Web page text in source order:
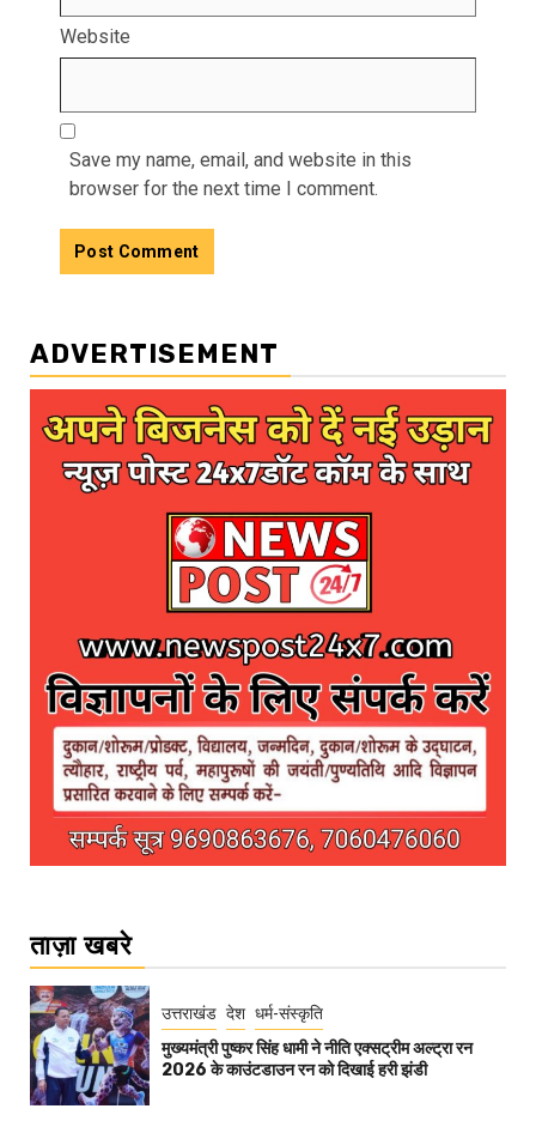
Website
Save my name, email, and website in this
browser for the next time I comment.
ADVERTISEMENT
ताज़ा खबरे
उत्तराखंड देश धर्म-संस्कृति
मुख्यमंत्री पुष्कर सिंह धामी ने नीति एक्सट्रीम अल्ट्रा रन
2026 के काउंटडाउन रन को दिखाई हरी झंडी